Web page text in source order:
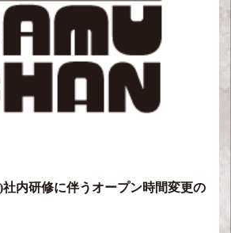
社内研修に伴うオープン時間変更の